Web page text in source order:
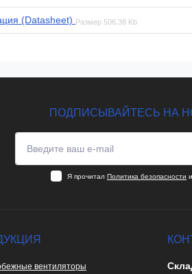
(Datasheet) Размер 506.38 Kb
ПОДПИСЫВАЙТЕСЬ НА
Я прочитал Политика безопасности
вентиляторы